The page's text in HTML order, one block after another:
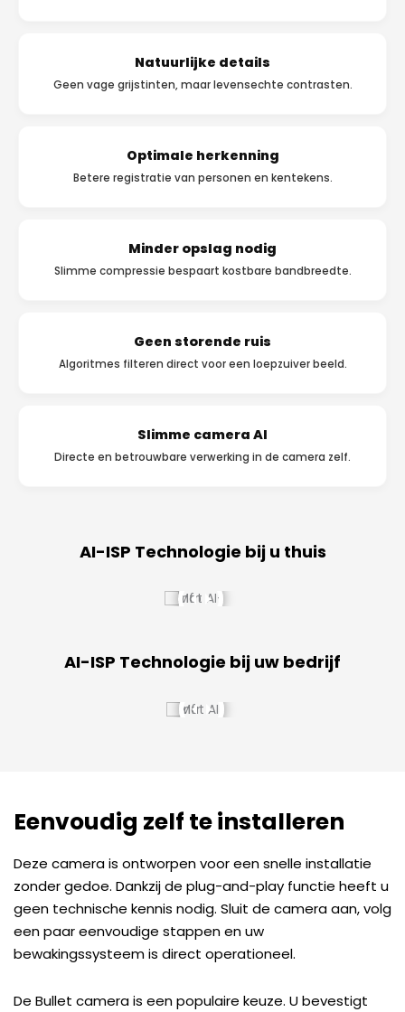
Natuurlijke details
Geen vage grijstinten, maar levensechte contrasten.
Optimale herkenning
Betere registratie van personen en kentekens.
Minder opslag nodig
Slimme compressie bespaart kostbare bandbreedte.
Geen storende ruis
Algoritmes filteren direct voor een loepzuiver beeld.
Slimme camera AI
Directe en betrouwbare verwerking in de camera zelf.
AI-ISP Technologie bij u thuis
AI-ISP Technologie bij uw bedrijf
Eenvoudig zelf te installeren
Deze camera is ontworpen voor een snelle installatie
zonder gedoe. Dankzij de plug-and-play functie heeft u
geen technische kennis nodig. Sluit de camera aan, volg
een paar eenvoudige stappen en uw
bewakingssysteem is direct operationeel.
De Bullet camera is een populaire keuze. U bevestigt